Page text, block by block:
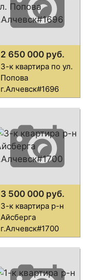
2 650 000 руб.
3-к квартира по ул.
Попова
г.Алчевск#1696
3 500 000 руб.
3-к квартира р-н
Айсберга
г.Алчевск#1700